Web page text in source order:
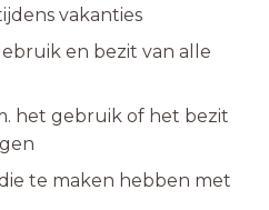
vakanties
en bezit van alle
het gebruik of het bezit
te maken hebben met